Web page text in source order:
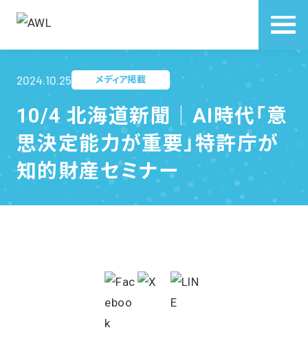
2024.10.25 メディア掲載
10/4 北海道新聞｜AI時代「意
思決定能力が重要」特許庁が
知的財産セミナー